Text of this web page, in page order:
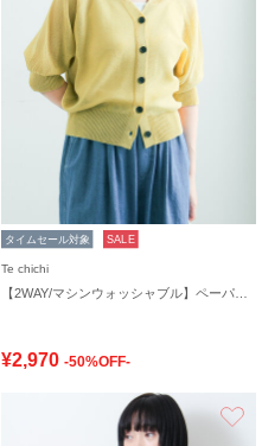
タイムセール対象 SALE
Te chichi
¥2,970 -50%OFF-